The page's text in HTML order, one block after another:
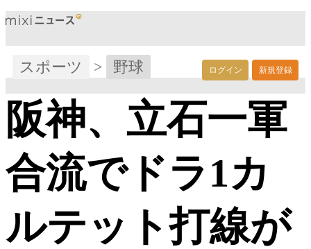
ログイン 新規登録
スポーツ > 野球
阪神、立石一軍
合流でドラ1カ
ルテット打線が